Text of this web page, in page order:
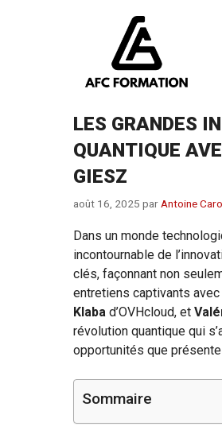
LES GRANDES
QUANTIQUE
GIESZ
août 16, 2025 parAntoine
Dans un monde
incontournable de
clés, façonnant non
entretiens captivants
Klaba d’OVHcloud, et
révolution quantique qui
opportunités que
Sommaire